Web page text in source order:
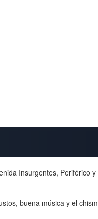
Insurgentes, Periférico
buena música y el